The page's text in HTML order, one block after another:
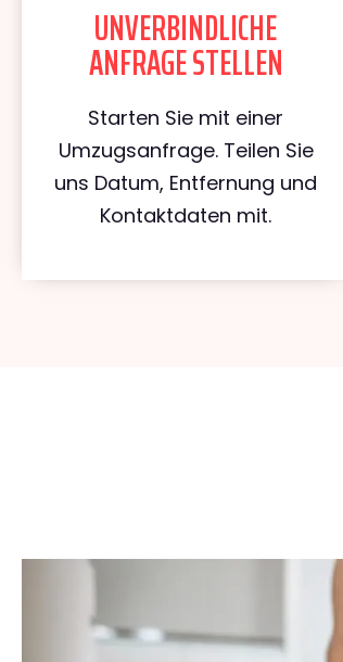
UNVERBINDLICHE
ANFRAGE STELLEN
Starten Sie mit einer
Umzugsanfrage. Teilen Sie
uns Datum, Entfernung und
Kontaktdaten mit.